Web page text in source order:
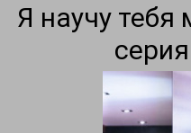
Я научу тебя